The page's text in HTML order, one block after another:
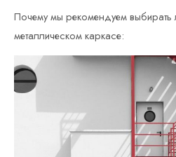
Почему мы рекомендуем выбирать
металлическом каркасе: